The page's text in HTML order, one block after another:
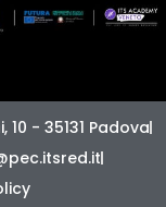
- 35131 Padova